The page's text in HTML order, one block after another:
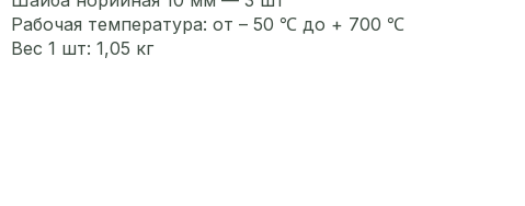
Рабочая температура: от – 50 ℃ до + 700 ℃
Вес 1 шт: 1,05 кг